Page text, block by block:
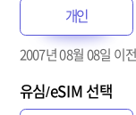
개인
2007년 08월 08일 이전
유심/eSIM 선택